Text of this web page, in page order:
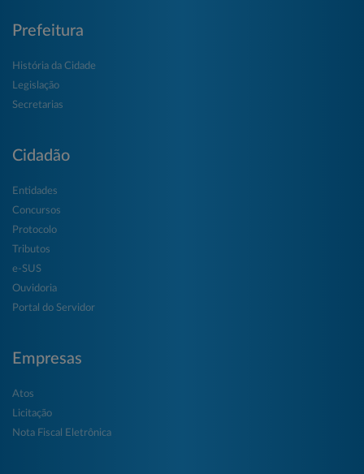
Prefeitura
História da Cidade
Legislação
Secretarias
Cidadão
Entidades
Concursos
Protocolo
Tributos
e-SUS
Ouvidoria
Portal do Servidor
Empresas
Atos
Licitação
Nota Fiscal Eletrônica